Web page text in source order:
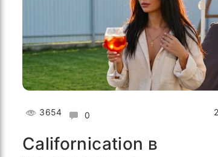
3654 0
Californication в